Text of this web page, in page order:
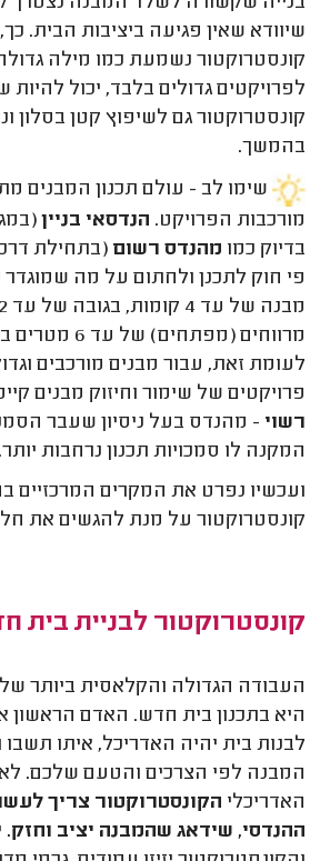
שיוודא שאין פגיעה ביציבות הבית.
קונסטרוקטור נשמעת כמו מילה
לפרויקטים גדולים בלבד, יכול להיות
קונסטרוקטור גם לשיפוץ קטן בסלון
בהמשך.
שימו לב - עולם תכנון המבנים
מורכבות הפרויקט. הנדסאי בניין
בדיוק כמו מהנדס רשום (בתחילת
פי חוק לתכנן ולחתום על מה
מרווחים
לעומת זאת, עבור מבנים מורכבים
פרויקטים של שימור וחיזוק מבנים
רשוי - מהנדס בעל ניסיון שעבר
המקנה לו סמכויות תכנון נרחבות יותר.
ועכשיו נפרט את המקרים המרכזיים
קונסטרוקטור על מנת להגשים את
קונסטרוקטור לבניית בית
העבודה הגדולה והקלאסית ביותר
היא בתכנון בית חדש. האדם הראשון
לבנות בית יהיה האדריכל, איתו תשבו
המבנה לפי הצרכים והטעם שלכם.
האדריכלי הקונסטרוקטור צריך
ההנדסי, שידאג שהמבנה יציב וחזק.